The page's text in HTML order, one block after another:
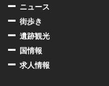
ニュース
街歩き
遺跡観光
国情報
求人情報